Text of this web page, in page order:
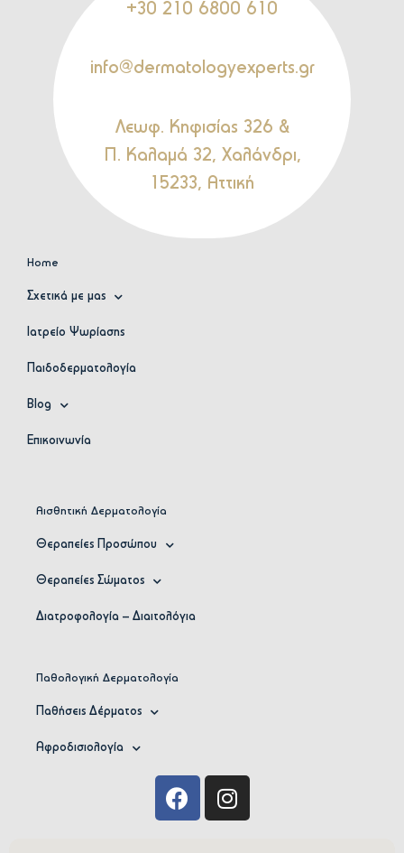
+30 210 6800 610
info@dermatologyexperts.gr
Λεωφ. Κηφισίας 326 &
Π. Καλαμά 32, Χαλάνδρι,
15233, Αττική
Home
Σχετικά με μας
Ιατρείο Ψωρίασης
Παιδοδερματολογία
Blog
Επικοινωνία
Αισθητική Δερματολογία
Θεραπείες Προσώπου
Θεραπείες Σώματος
Διατροφολογία – Διαιτολόγια
Παθολογική Δερματολογία
Παθήσεις Δέρματος
Αφροδισιολογία